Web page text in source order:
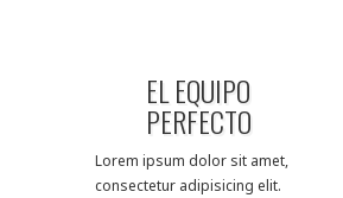
EL EQUIPO
PERFECTO
Lorem ipsum dolor sit amet,
consectetur adipisicing elit.